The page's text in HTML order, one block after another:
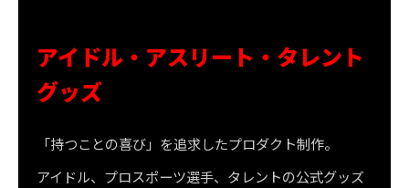
アイドル・アスリート・タレント
グッズ
「持つことの喜び」を追求したプロダクト制作。
アイドル、プロスポーツ選手、タレントの公式グッズ